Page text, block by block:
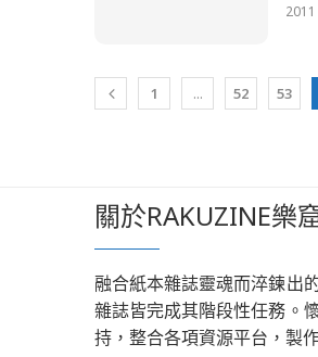
2011
1 ... 52 53
關於RAKUZINE樂
融合紙本雜誌靈魂而淬鍊出
雜誌皆完成其階段性任務。
持，整合各項資源平台，製